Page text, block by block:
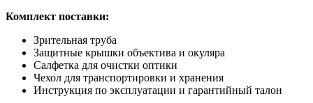
Комплект поставки:
Зрительная труба
Защитные крышки объектива и окуляра
Салфетка для очистки оптики
Чехол для транспортировки и хранения
Инструкция по эксплуатации и гарантийный талон